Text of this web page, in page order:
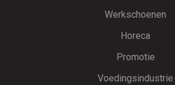
Werkschoenen
Horeca
Promotie
Voedingsindustrie